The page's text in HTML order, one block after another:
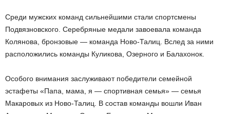
Среди мужских команд сильнейшими стали спортсмены
Подвязновского. Серебряные медали завоевала команда
Колянова, бронзовые — команда Ново-Талиц. Вслед за ними
расположились команды Куликова, Озерного и Балахонок.
Особого внимания заслуживают победители семейной
эстафеты «Папа, мама, я — спортивная семья» — семья
Макаровых из Ново-Талиц. В состав команды вошли Иван